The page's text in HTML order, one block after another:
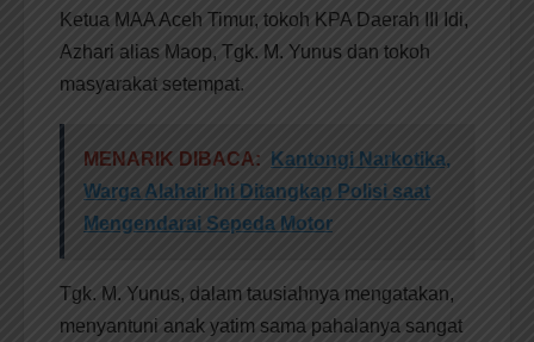
Ketua MAA Aceh Timur, tokoh KPA Daerah III Idi,
Azhari alias Maop, Tgk. M. Yunus dan tokoh
masyarakat setempat.
MENARIK DIBACA:
Kantongi Narkotika,
Warga Alahair Ini Ditangkap Polisi saat
Mengendarai Sepeda Motor
Tgk. M. Yunus, dalam tausiahnya mengatakan,
menyantuni anak yatim sama pahalanya sangat